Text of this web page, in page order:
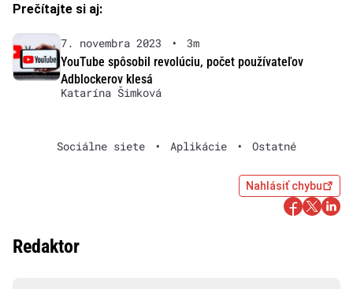
Prečítajte si aj:
7. novembra 2023 •
3m
YouTube spôsobil revolúciu, počet používateľov
Adblockerov klesá
Katarína Šimková
Sociálne siete • Aplikácie • Ostatné
Nahlásiť chybu
Redaktor